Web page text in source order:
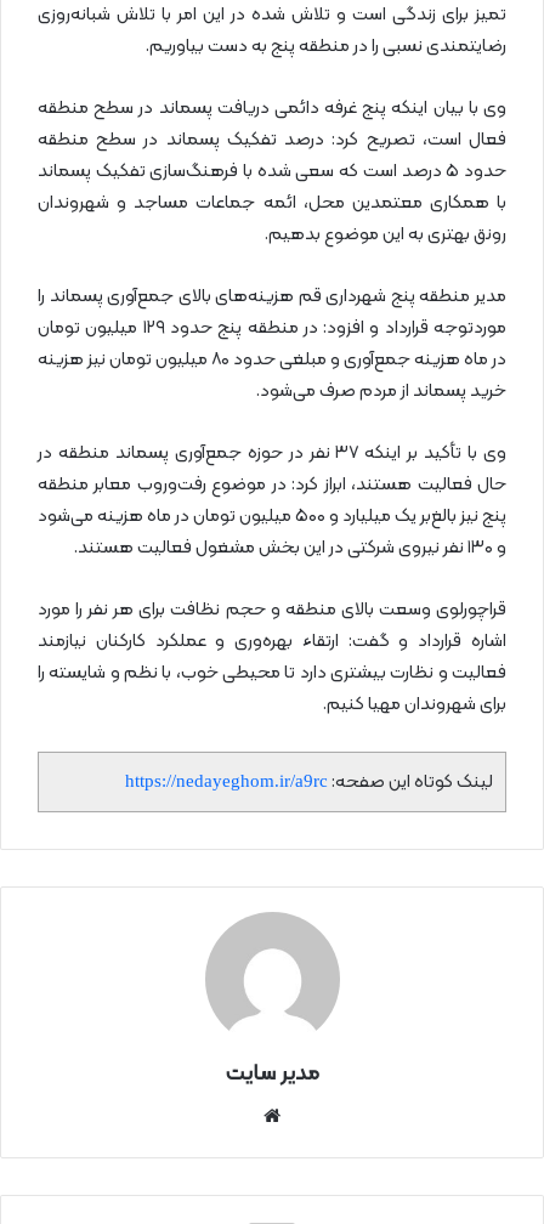
تمیز برای زندگی است و تلاش شده در این امر با تلاش شبانه‌روزی
رضایتمندی نسبی را در منطقه پنج به دست بیاوریم.
وی با بیان اینکه پنج غرفه دائمی دریافت پسماند در سطح منطقه
فعال است، تصریح کرد: درصد تفکیک پسماند در سطح منطقه
حدود ۵ درصد است که سعی شده با فرهنگ‌سازی تفکیک پسماند
با همکاری معتمدین محل، ائمه جماعات مساجد و شهروندان
رونق بهتری به این موضوع بدهیم.
مدیر منطقه پنج شهرداری قم هزینه‌های بالای جمع‌آوری پسماند را
موردتوجه قرارداد و افزود: در منطقه پنج حدود ۱۲۹ میلیون تومان
در ماه هزینه جمع‌آوری و مبلغی حدود ۸۰ میلیون تومان نیز هزینه
خرید پسماند از مردم صرف می‌شود.
وی با تأکید بر اینکه ۳۷ نفر در حوزه جمع‌آوری پسماند منطقه در
حال فعالیت هستند، ابراز کرد: در موضوع رفت‌وروب معابر منطقه
پنج نیز بالغ‌بر یک میلیارد و ۵۰۰ میلیون تومان در ماه هزینه می‌شود
و ۱۳۰ نفر نیروی شرکتی در این بخش مشغول فعالیت هستند.
قراچورلوی وسعت بالای منطقه و حجم نظافت برای هر نفر را مورد
اشاره قرارداد و گفت: ارتقاء بهره‌وری و عملکرد کارکنان نیازمند
فعالیت و نظارت بیشتری دارد تا محیطی خوب، با نظم و شایسته را
برای شهروندان مهیا کنیم.
لینک کوتاه این صفحه: https://nedayeghom.ir/a9rc
مدیر سایت
نتی